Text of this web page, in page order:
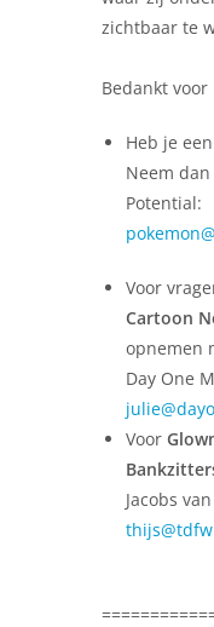
zichtbaar te
Bedankt
Heb je
Neem
Potential:
Voor
Cartoon
opnemen
Day One
Voor
Jacobs